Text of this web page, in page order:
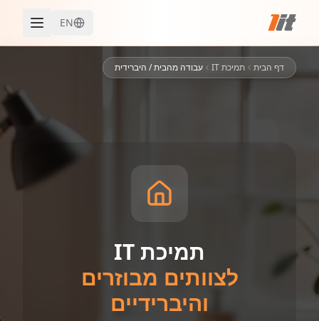
EN
דף הבית תמיכת IT עבודה מהבית / היברידית
תמיכת IT
לצוותים מבוזרים
והיברידיים